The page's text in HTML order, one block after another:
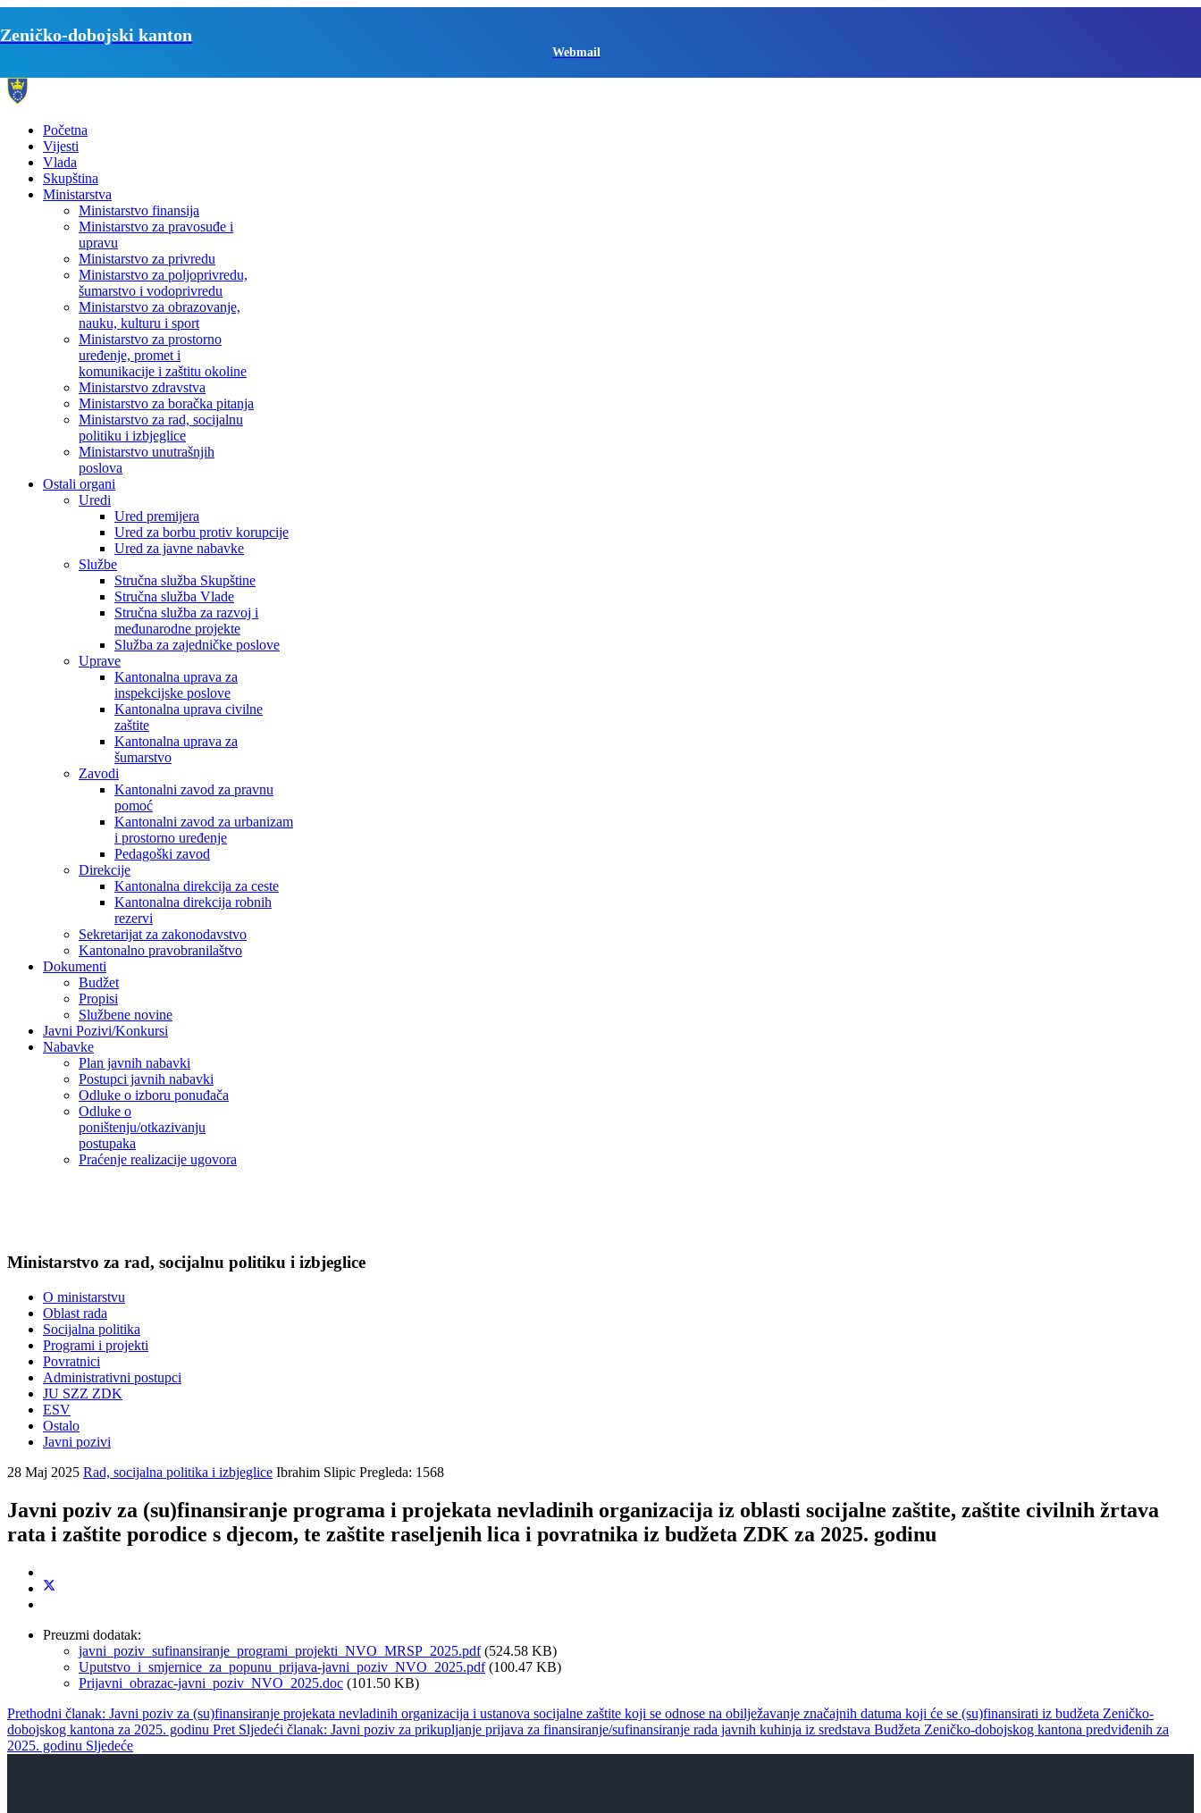
Zeničko-dobojski kanton
Webmail
Početna
Vijesti
Vlada
Skupština
Ministarstva
Ministarstvo finansija
Ministarstvo za pravosuđe i
upravu
Ministarstvo za privredu
Ministarstvo za poljoprivredu,
šumarstvo i vodoprivredu
Ministarstvo za obrazovanje,
nauku, kulturu i sport
Ministarstvo za prostorno
uređenje, promet i
komunikacije i zaštitu okoline
Ministarstvo zdravstva
Ministarstvo za boračka pitanja
Ministarstvo za rad, socijalnu
politiku i izbjeglice
Ministarstvo unutrašnjih
poslova
Ostali organi
Uredi
Ured premijera
Ured za borbu protiv korupcije
Ured za javne nabavke
Službe
Stručna služba Skupštine
Stručna služba Vlade
Stručna služba za razvoj i
međunarodne projekte
Služba za zajedničke poslove
Uprave
Kantonalna uprava za
inspekcijske poslove
Kantonalna uprava civilne
zaštite
Kantonalna uprava za
šumarstvo
Zavodi
Kantonalni zavod za pravnu
pomoć
Kantonalni zavod za urbanizam
i prostorno uređenje
Pedagoški zavod
Direkcije
Kantonalna direkcija za ceste
Kantonalna direkcija robnih
rezervi
Sekretarijat za zakonodavstvo
Kantonalno pravobranilaštvo
Dokumenti
Budžet
Propisi
Službene novine
Javni Pozivi/Konkursi
Nabavke
Plan javnih nabavki
Postupci javnih nabavki
Odluke o izboru ponuđača
Odluke o
poništenju/otkazivanju
postupaka
Praćenje realizacije ugovora
Ministarstvo za rad, socijalnu politiku i izbjeglice
O ministarstvu
Oblast rada
Socijalna politika
Programi i projekti
Povratnici
Administrativni postupci
JU SZZ ZDK
ESV
Ostalo
Javni pozivi
28 Maj 2025 Rad, socijalna politika i izbjeglice Ibrahim Slipic Pregleda: 1568
Javni poziv za (su)finansiranje programa i projekata nevladinih organizacija iz oblasti socijalne zaštite, zaštite civilnih žrtava
rata i zaštite porodice s djecom, te zaštite raseljenih lica i povratnika iz budžeta ZDK za 2025. godinu
Preuzmi dodatak:
javni_poziv_sufinansiranje_programi_projekti_NVO_MRSP_2025.pdf(524.58 KB)
Uputstvo_i_smjernice_za_popunu_prijava-javni_poziv_NVO_2025.pdf(100.47 KB)
Prijavni_obrazac-javni_poziv_NVO_2025.doc (101.50 KB)
Prethodni članak: Javni poziv za (su)finansiranje projekata nevladinih organizacija i ustanova socijalne zaštite koji se odnose na obilježavanje značajnih datuma koji će se (su)finansirati iz budžeta Zeničko-
dobojskog kantona za 2025. godinu Pret Sljedeći članak: Javni poziv za prikupljanje prijava za finansiranje/sufinansiranje rada javnih kuhinja iz sredstava Budžeta Zeničko-dobojskog kantona predviđenih za
2025. godinu Sljedeće